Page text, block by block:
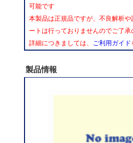
可能です
本製品は正規品ですが、不良解析
ートは行っておりませんのでご了承
詳細につきましては、
ご利用ガイド
製品情報